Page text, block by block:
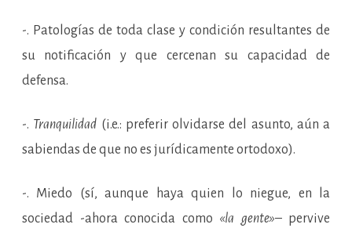
-. Patologías de toda clase y condición resultantes de
su notificación y que cercenan su capacidad de
defensa.
-. Tranquilidad (i.e.: preferir olvidarse del asunto, aún a
sabiendas de que no es jurídicamente ortodoxo).
-. Miedo (sí, aunque haya quien lo niegue, en la
sociedad -ahora conocida como «la gente»– pervive